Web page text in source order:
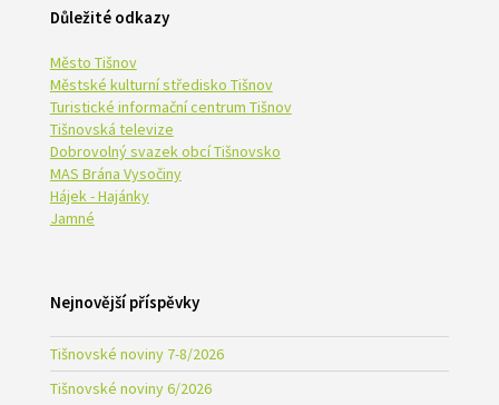
Důležité odkazy
Město Tišnov
Městské kulturní středisko Tišnov
Turistické informační centrum Tišnov
Tišnovská televize
Dobrovolný svazek obcí Tišnovsko
MAS Brána Vysočiny
Hájek - Hajánky
Jamné
Nejnovější příspěvky
Tišnovské noviny 7-8/2026
Tišnovské noviny 6/2026